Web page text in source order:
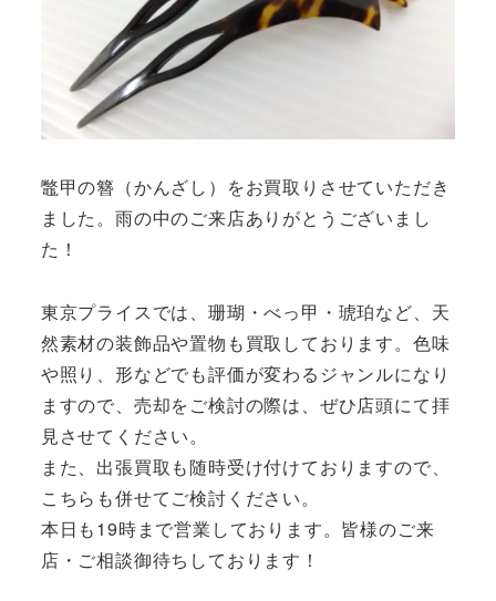
鼈甲の簪（かんざし）をお買取りさせていただき
ました。雨の中のご来店ありがとうございまし
た！
東京プライスでは、珊瑚・べっ甲・琥珀など、天
然素材の装飾品や置物も買取しております。色味
や照り、形などでも評価が変わるジャンルになり
ますので、売却をご検討の際は、ぜひ店頭にて拝
見させてください。
また、出張買取も随時受け付けておりますので、
こちらも併せてご検討ください。
本日も19時まで営業しております。皆様のご来
店・ご相談御待ちしております！